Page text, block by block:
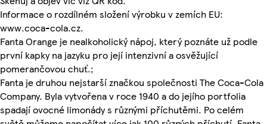
Informace o rozdílném složení výrobku v zemích EU:
www.coca-cola.cz.
Fanta Orange je nealkoholický nápoj, který poznáte už podle
první kapky na jazyku pro její intenzivní a osvěžující
pomerančovou chuť.;
Fanta je druhou nejstarší značkou společnosti The Coca-Cola
Company. Byla vytvořena v roce 1940 a do jejího portfolia
spadají ovocné limonády s různými příchutěmi. Po celém